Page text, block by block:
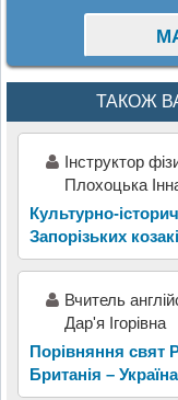
ТАКОЖ
Інструктор
Плохоцька
Культурно-
Запорізьких
Вчитель
Дар'я Ігорівна
Порівняння свят
Британія – Україна